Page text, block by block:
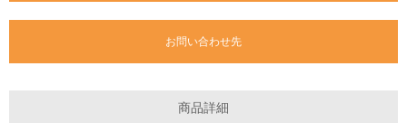
お問い合わせ先
商品詳細